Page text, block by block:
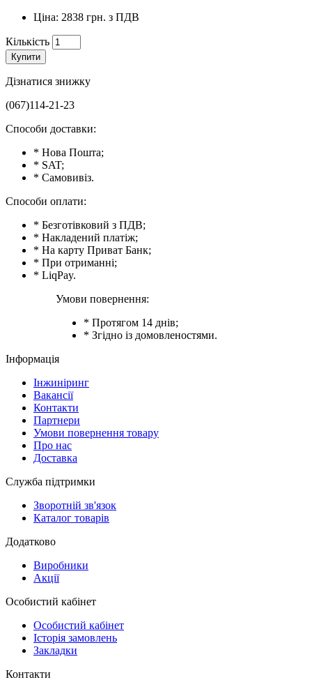
Ціна: 2838 грн. з ПДВ
Кількість
Купити
Дізнатися знижку
(067)114-21-23
Способи доставки:
* Нова Пошта;
* SAT;
* Самовивіз.
Способи оплати:
* Безготівковий з ПДВ;
* Накладений платіж;
* На карту Приват Банк;
* При отриманні;
* LiqPay.
Умови повернення:
* Протягом 14 днів;
* Згідно із домовленостями.
Інформація
Інжиніринг
Вакансії
Контакти
Партнери
Умови повернення товару
Про нас
Доставка
Служба підтримки
Зворотній зв'язок
Каталог товарів
Додатково
Виробники
Акції
Особистий кабінет
Особистий кабінет
Історія замовлень
Закладки
Контакти